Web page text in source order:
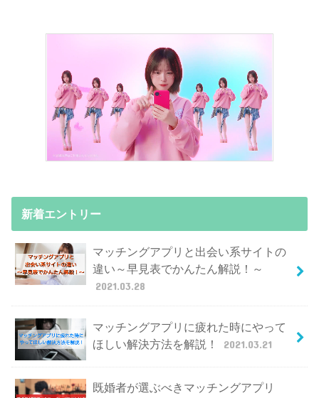
新着エントリー
マッチングアプリと出会い系サイトの
違い～早見表でかんたん解説！～
2021.03.28
マッチングアプリに疲れた時にやって
ほしい解決方法を解説！
2021.03.21
既婚者が選ぶべきマッチングアプリ